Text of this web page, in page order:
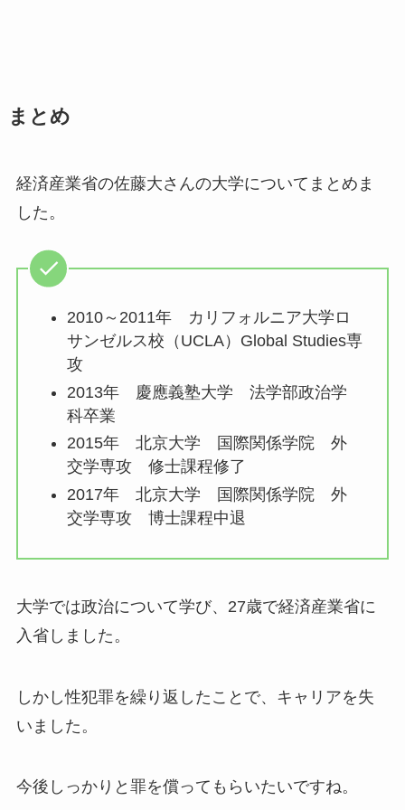
まとめ
経済産業省の佐藤大さんの大学についてまとめま
した。
2010～2011年 カリフォルニア大学ロ
サンゼルス校（UCLA）Global Studies専
攻
2013年 慶應義塾大学 法学部政治学
科卒業
2015年 北京大学 国際関係学院 外
交学専攻 修士課程修了
2017年 北京大学 国際関係学院 外
交学専攻 博士課程中退
大学では政治について学び、27歳で経済産業省に
入省しました。
しかし性犯罪を繰り返したことで、キャリアを失
いました。
今後しっかりと罪を償ってもらいたいですね。